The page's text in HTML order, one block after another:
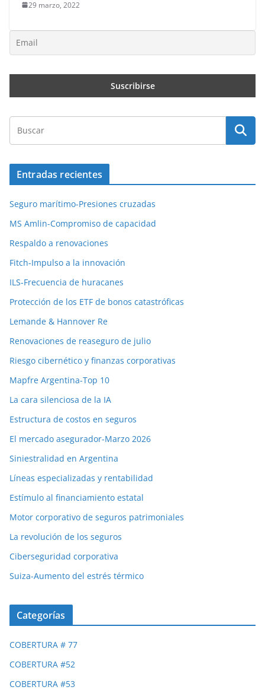
29 marzo, 2022
Entradas recientes
Seguro marítimo-Presiones cruzadas
MS Amlin-Compromiso de capacidad
Respaldo a renovaciones
Fitch-Impulso a la innovación
ILS-Frecuencia de huracanes
Protección de los ETF de bonos catastróficas
Lemande & Hannover Re
Renovaciones de reaseguro de julio
Riesgo cibernético y finanzas corporativas
Mapfre Argentina-Top 10
La cara silenciosa de la IA
Estructura de costos en seguros
El mercado asegurador-Marzo 2026
Siniestralidad en Argentina
Líneas especializadas y rentabilidad
Estímulo al financiamiento estatal
Motor corporativo de seguros patrimoniales
La revolución de los seguros
Ciberseguridad corporativa
Suiza-Aumento del estrés térmico
Categorías
COBERTURA # 77
COBERTURA #52
COBERTURA #53